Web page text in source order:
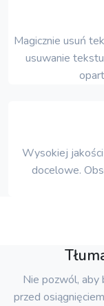
Magicznie usuń
usuwanie
Wysokiej jakości
docelowe.
Nie pozwól, aby
przed